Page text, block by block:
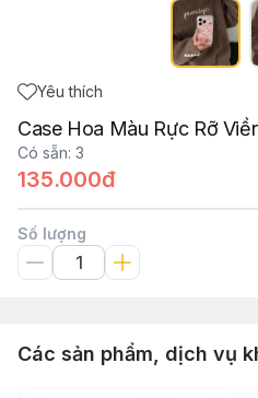
Yêu thích
Case Hoa Màu Rực Rỡ
Có sẵn: 3
135.000đ
Số lượng
Các sản phẩm, dịch vụ